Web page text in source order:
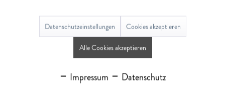
Mit Wurzeln in Deutschland legt die Marke besonderen
Wert auf die Bedürfnisse der sensiblen weiblichen
Intimzone. Gynofit zeichnet sich durch die Verwendung
abzielen, das natürliche Gleichgewicht zu unterstützen
Datenschutzeinstellungen Cookies akzeptieren
Alle Cookies akzeptieren
Impressum Datenschutz